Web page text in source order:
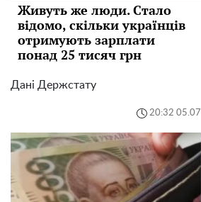
Живуть же люди. Стало
відомо, скільки українців
отримують зарплати
понад 25 тисяч грн
Дані Держстату
20:32 05.07